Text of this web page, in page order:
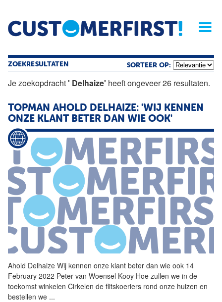
Home Opinie Archief
Magazine
ZOEKRESULTATEN SORTEER OP:
Je zoekopdracht' Delhaize' heeft ongeveer 26 resultaten.
TOPMAN AHOLD DELHAIZE: 'WIJ KENNEN
ONZE KLANT BETER DAN WIE OOK'
Ahold Delhaize Wij kennen onze klant beter dan wie ook 14
February 2022 Peter van Woensel Kooy Hoe zullen we in de
toekomst winkelen Cirkelen de flitskoeriers rond onze huizen en
bestellen we ...